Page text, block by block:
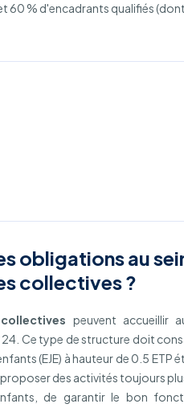
60 % d'encadrants qualifiés
obligations au
collectives ?
peuvent accueillir
Ce type de structure doit
(EJE) à hauteur de 0.5 ETP
proposer des activités toujours
de garantir le bon